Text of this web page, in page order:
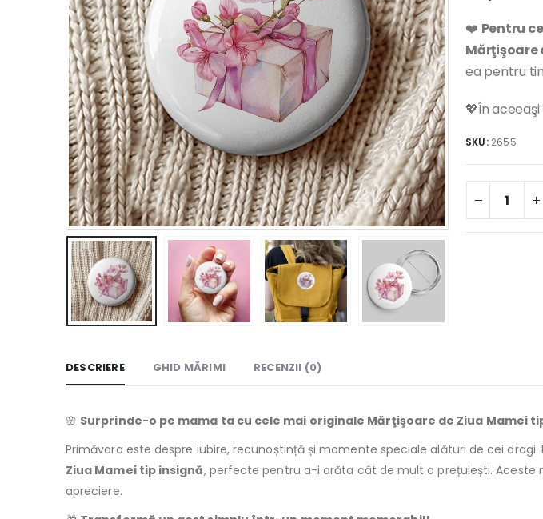
❤️ Pentru
Mărţişoare
ea pentru
💖În
SKU: 2655
DESCRIERE GHID MĂRIMI RECENZII (0)
🌸 Surprinde-o pe mama ta cu cele mai originale Mărţişoare de Ziua Mamei
Primăvara este despre iubire, recunoștință și momente speciale alături de cei
Ziua Mamei tip insignă, perfecte pentru a-i arăta cât de mult o prețuiești. Aceste
apreciere.